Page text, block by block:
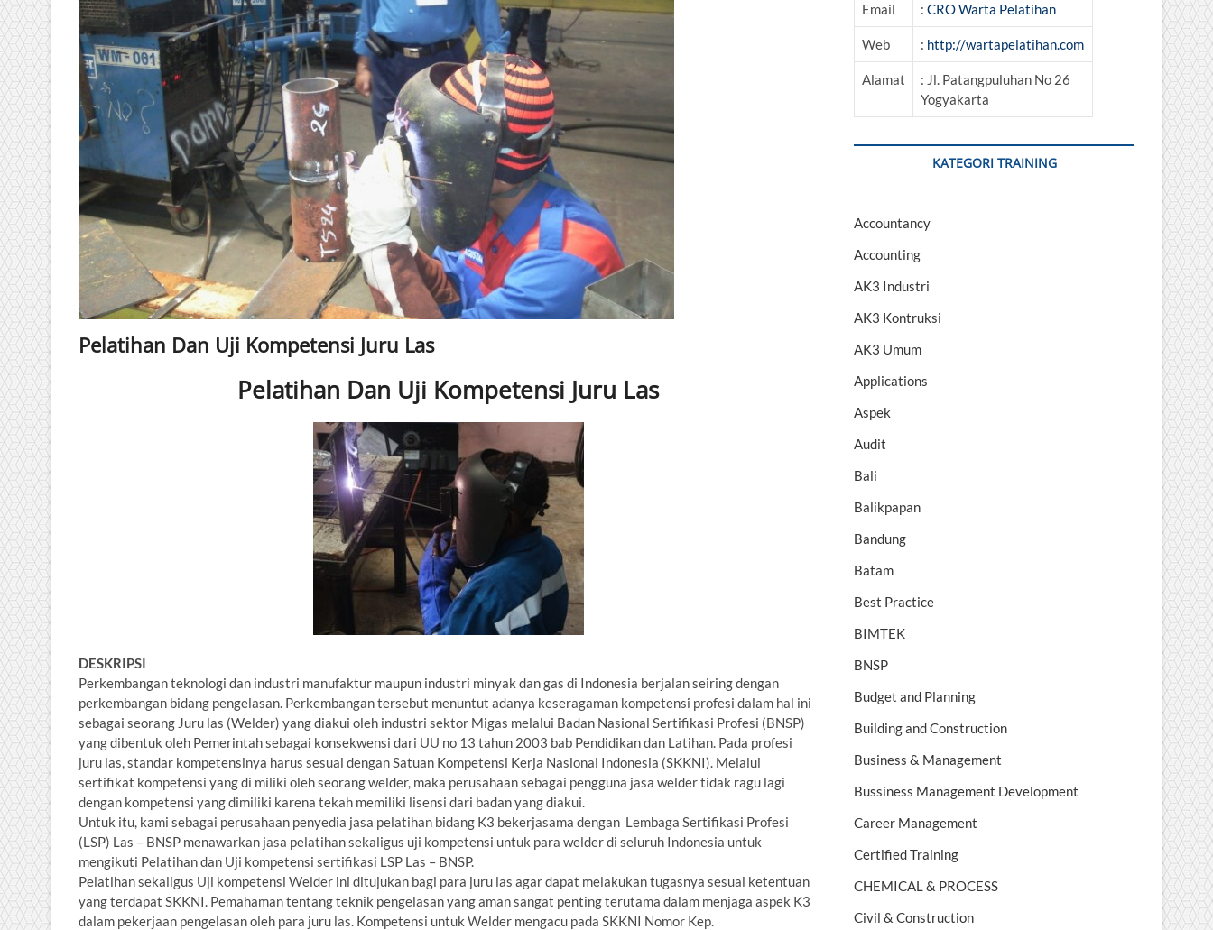
Pelatihan Dan Uji Kompetensi Juru Las
Pelatihan Dan Uji Kompetensi Juru Las
DESKRIPSI
Perkembangan teknologi dan industri manufaktur maupun industri minyak dan gas di Indonesia berjalan seiring dengan
perkembangan bidang pengelasan. Perkembangan tersebut menuntut adanya keseragaman kompetensi profesi dalam hal ini
sebagai seorang Juru las (Welder) yang diakui oleh industri sektor Migas melalui Badan Nasional Sertifikasi Profesi (BNSP)
yang dibentuk oleh Pemerintah sebagai konsekwensi dari UU no 13 tahun 2003 bab Pendidikan dan Latihan. Pada profesi
juru las, standar kompetensinya harus sesuai dengan Satuan Kompetensi Kerja Nasional Indonesia (SKKNI). Melalui
sertifikat kompetensi yang di miliki oleh seorang welder, maka perusahaan sebagai pengguna jasa welder tidak ragu lagi
dengan kompetensi yang dimiliki karena tekah memiliki lisensi dari badan yang diakui.
Untuk itu, kami sebagai perusahaan penyedia jasa pelatihan bidang K3 bekerjasama dengan Lembaga Sertifikasi Profesi
(LSP) Las – BNSP menawarkan jasa pelatihan sekaligus uji kompetensi untuk para welder di seluruh Indonesia untuk
mengikuti Pelatihan dan Uji kompetensi sertifikasi LSP Las – BNSP.
Pelatihan sekaligus Uji kompetensi Welder ini ditujukan bagi para juru las agar dapat melakukan tugasnya sesuai ketentuan
yang terdapat SKKNI. Pemahaman tentang teknik pengelasan yang aman sangat penting terutama dalam menjaga aspek K3
dalam pekerjaan pengelasan oleh para juru las. Kompetensi untuk Welder mengacu pada SKKNI Nomor Kep.
Email : CRO Warta Pelatihan
Web : http://wartapelatihan.com
Alamat
: Jl. Patangpuluhan No 26
Yogyakarta
KATEGORI TRAINING
Accountancy
Accounting
AK3 Industri
AK3 Kontruksi
AK3 Umum
Applications
Aspek
Audit
Bali
Balikpapan
Bandung
Batam
Best Practice
BIMTEK
BNSP
Budget and Planning
Building and Construction
Business & Management
Bussiness Management Development
Career Management
Certified Training
CHEMICAL & PROCESS
Civil & Construction